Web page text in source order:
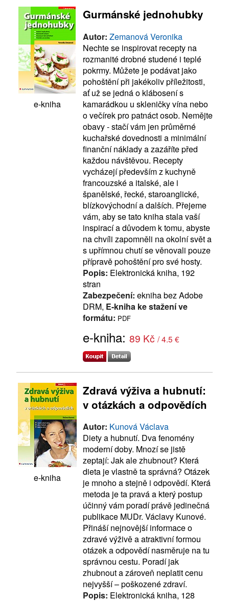
e-kniha
Gurmánské jednohubky
Autor: Zemanová Veronika
Nechte se inspirovat recepty na
rozmanité drobné studené i teplé
pokrmy. Můžete je podávat jako
pohoštění při jakékoliv příležitosti,
ať už se jedná o klábosení s
kamarádkou u skleničky vína nebo
o večírek pro patnáct osob. Nemějte
obavy - stačí vám jen průměrné
kuchařské dovednosti a minimální
finanční náklady a zazáříte před
každou návštěvou. Recepty
vycházejí především z kuchyně
francouzské a italské, ale i
španělské, řecké, staroanglické,
blízkovýchodní a dalších. Přejeme
vám, aby se tato kniha stala vaší
inspirací a důvodem k tomu, abyste
na chvíli zapomněli na okolní svět a
s upřímnou chutí se věnovali pouze
přípravě pohoštění pro své hosty.
Popis: Elektronická kniha, 192
stran
Zabezpečení: ekniha bez Adobe
DRM, E-kniha ke stažení ve
formátu: PDF
e-kniha: 89 Kč / 4.5 €
e-kniha
Zdravá výživa a hubnutí:
v otázkách a odpovědích
Autor: Kunová Václava
Diety a hubnutí. Dva fenomény
moderní doby. Mnozí se jistě
zeptají: Jak ale zhubnout? Která
dieta je vlastně ta správná? Otázek
je mnoho a stejně i odpovědí. Která
metoda je ta pravá a který postup
účinný vám poradí právě jedinečná
publikace MUDr. Václavy Kunové.
Přináší nejnovější informace o
zdravé výživě a atraktivní formou
otázek a odpovědí nasměruje na tu
správnou cestu. Poradí jak
zhubnout a zároveň neplatit cenu
nejvyšší – poškozené zdraví.
Popis: Elektronická kniha, 128